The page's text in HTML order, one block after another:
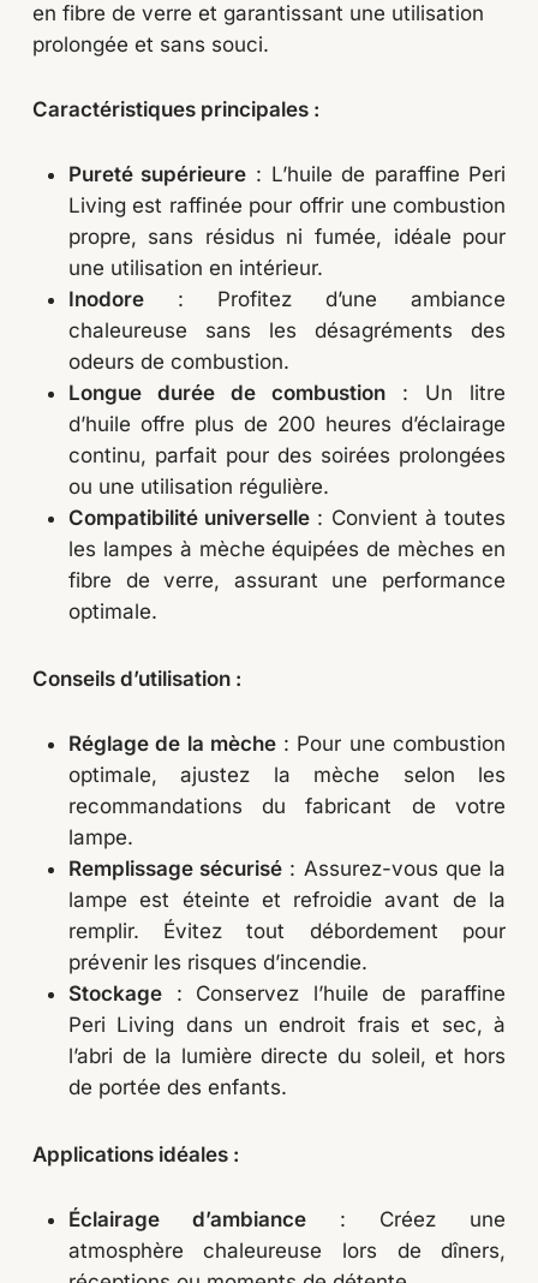
en fibre de verre et garantissant une utilisation
prolongée et sans souci.
Caractéristiques principales :
Pureté supérieure : L’huile de paraffine Peri
Living est raffinée pour offrir une combustion
propre, sans résidus ni fumée, idéale pour
une utilisation en intérieur.
Inodore: Profitez d’une ambiance
chaleureuse sans les désagréments des
odeurs de combustion.
Longue durée de combustion : Un litre
d’huile offre plus de 200 heures d’éclairage
continu, parfait pour des soirées prolongées
ou une utilisation régulière.
Compatibilité universelle : Convient à toutes
les lampes à mèche équipées de mèches en
fibre de verre, assurant une performance
optimale.
Conseils d’utilisation :
Réglage de la mèche: Pour une combustion
optimale, ajustez la mèche selon les
recommandations du fabricant de votre
lampe.
Remplissage sécurisé : Assurez-vous que la
lampe est éteinte et refroidie avant de la
remplir. Évitez tout débordement pour
prévenir les risques d’incendie.
Stockage: Conservez l’huile de paraffine
Peri Living dans un endroit frais et sec, à
l’abri de la lumière directe du soleil, et hors
de portée des enfants.
Applications idéales :
Éclairage d’ambiance: Créez une
atmosphère chaleureuse lors de dîners,